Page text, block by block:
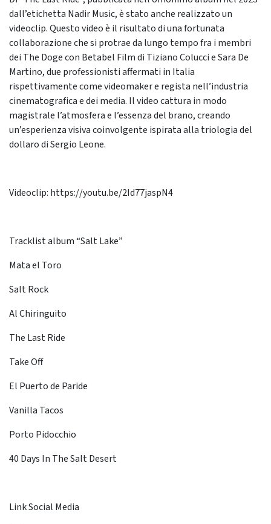
dall’etichetta Nadir Music, è stato anche realizzato un
videoclip. Questo video è il risultato di una fortunata
collaborazione che si protrae da lungo tempo fra i membri
dei The Doge con Betabel Film di Tiziano Colucci e Sara De
Martino, due professionisti affermati in Italia
rispettivamente come videomaker e regista nell’industria
cinematografica e dei media. Il video cattura in modo
magistrale l’atmosfera e l’essenza del brano, creando
un’esperienza visiva coinvolgente ispirata alla triologia del
dollaro di Sergio Leone.
Videoclip: https://youtu.be/2Id77jaspN4
Tracklist album “Salt Lake”
Mata el Toro
Salt Rock
Al Chiringuito
The Last Ride
Take Off
El Puerto de Paride
Vanilla Tacos
Porto Pidocchio
40 Days In The Salt Desert
Link Social Media